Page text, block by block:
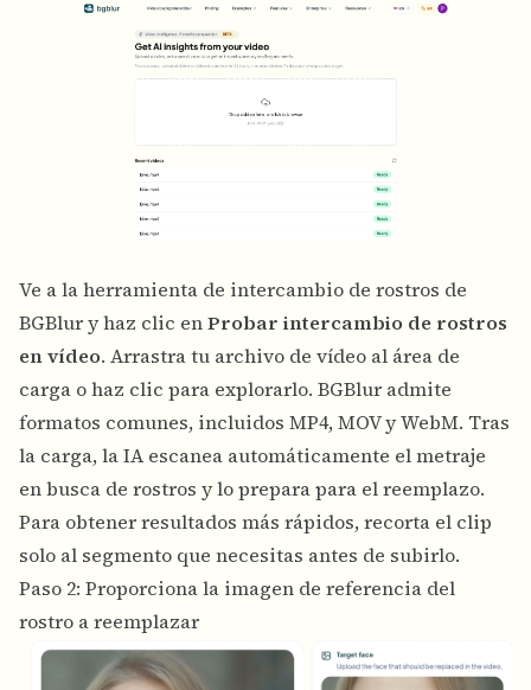
Ve a la herramienta de intercambio de rostros de
BGBlur y haz clic enProbar intercambio de rostros
en vídeo. Arrastra tu archivo de vídeo al área de
carga o haz clic para explorarlo. BGBlur admite
formatos comunes, incluidos MP4, MOV y WebM. Tras
la carga, la IA escanea automáticamente el metraje
en busca de rostros y lo prepara para el reemplazo.
Para obtener resultados más rápidos, recorta el clip
solo al segmento que necesitas antes de subirlo.
Paso 2: Proporciona la imagen de referencia del
rostro a reemplazar